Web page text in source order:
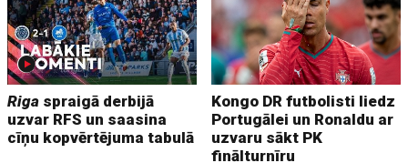
Riga spraigā derbijā
uzvar RFS un saasina
cīņu kopvērtējuma tabulā
Kongo DR futbolisti liedz
Portugālei un Ronaldu ar
uzvaru sākt PK
finālturnīru